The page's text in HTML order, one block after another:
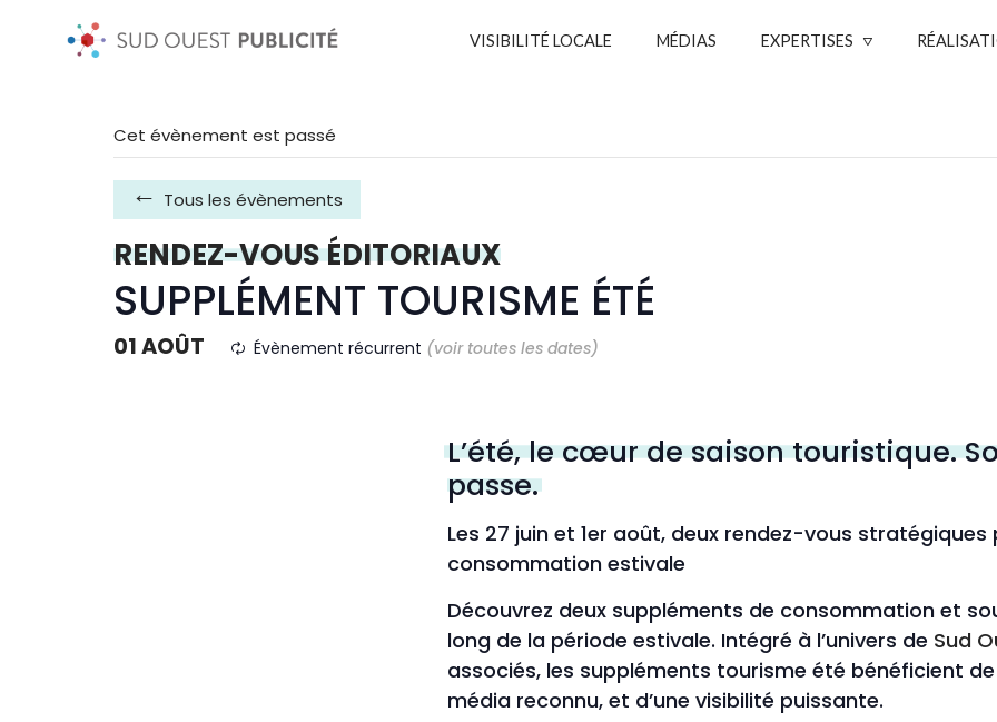
VISIBILITÉ LOCALE MÉDIAS EXPERTISES
Cet évènement est passé
Tous les évènements
RENDEZ-VOUS ÉDITORIAUX
SUPPLÉMENT TOURISME ÉTÉ
01 AOÛT Évènement récurrent (voir toutes les dates)
L’été, le cœur de saison touristique.
passe.
Les 27 juin et 1er août, deux rendez-vous
consommation estivale
Découvrez deux suppléments de consommation et
long de la période estivale. Intégré à l’univers de Sud
associés, les suppléments tourisme été bénéficient
média reconnu, et d’une visibilité puissante.